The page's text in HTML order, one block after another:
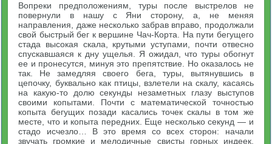
Вопреки предположениям, туры после выстрелов не
повернули в нашу с Яни сторону, а, не меняя
направления, даже несколько забрав вправо, продолжали
свой быстрый бег к вершине Чач-Корта. На пути бегущего
стада высокая скала, крутыми уступами, почти отвесно
спускавшаяся к дну ущелья. Я ожидал, что туры обогнут
ее и пронесутся, минуя это препятствие. Но оказалось не
так. Не замедляя своего бега, туры, вытянувшись в
цепочку, буквально как птицы, взлетели на скалу, касаясь
на какую-то долю секунды незаметных глазу выступов
своими копытами. Почти с математической точностью
копыта бегущих позади касались точек скалы в том же
месте, что и копыта передних. Еще несколько секунд — и
стадо исчезло… В это время со всех сторон: начали
звучать громкие и мелодичные свисты горных индеек,